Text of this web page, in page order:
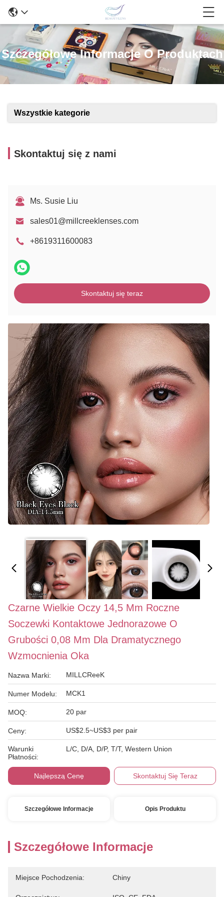
Szczegółowe Informacje O Produktach
Wszystkie kategorie
Skontaktuj się z nami
Ms. Susie Liu
sales01@millcreeklenses.com
+8619311600083
Skontaktuj się teraz
Czarne Wielkie Oczy 14,5 Mm Roczne
Soczewki Kontaktowe Jednorazowe O
Grubości 0,08 Mm Dla Dramatycznego
Wzmocnienia Oka
Nazwa Marki: MILLCReeK
Numer Modelu: MCK1
MOQ: 20 par
Ceny: US$2.5~US$3 per pair
Warunki
Płatności:
L/C, D/A, D/P, T/T, Western Union
Najlepszą Cenę Skontaktuj Się Teraz
Szczegółowe Informacje Opis Produktu
Szczegółowe Informacje
Miejsce Pochodzenia: Chiny